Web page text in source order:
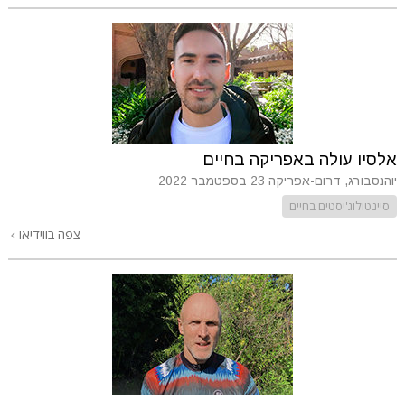
אלסיו עולה באפריקה בחיים
יוהנסבורג, דרום-אפריקה 23 בספטמבר 2022
סיינטולוג'יסטים בחיים
צפה בווידיאו